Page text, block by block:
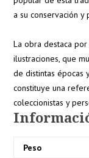
a su conservación y
La obra destaca
ilustraciones, que
de distintas épocas
constituye una
coleccionistas y
Peso